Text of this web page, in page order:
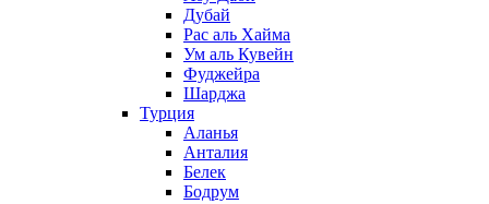
Дубай
Рас аль Хайма
Ум аль Кувейн
Фуджейра
Шарджа
Турция
Аланья
Анталия
Белек
Бодрум